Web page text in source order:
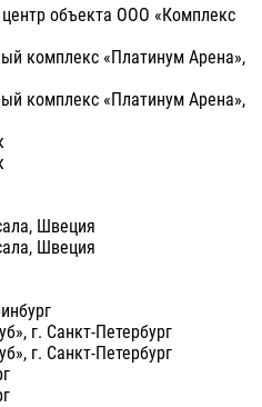
объекта ООО «Комплекс
комплекс «Платинум Арена»,
комплекс «Платинум Арена»,
Швеция
Швеция
г. Санкт-Петербург
г. Санкт-Петербург